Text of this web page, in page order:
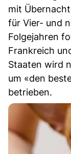
mit
für Vier- und
Folgejahren
Frankreich
Staaten wird
um «den
betrieben.